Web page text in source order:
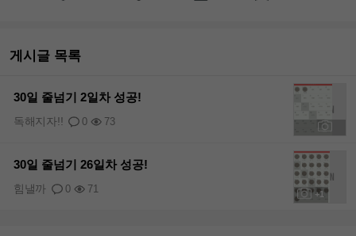
게시글 목록
30일 줄넘기 2일차 성공!
0 73
독해지자!!
+1
30일 줄넘기 26일차 성공!
0 71
힘낼까